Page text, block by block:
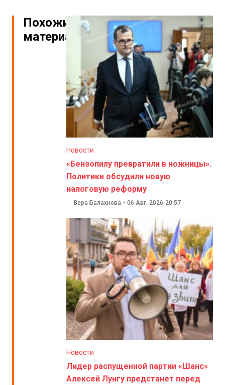
Похожие
материалы
Новости
«Бензопилу превратили в ножницы».
Политики обсудили новую
налоговую реформу
Вера Балахнова - 06 Авг. 2026 20:57
Новости
Лидер распущенной партии «Шанс»
Алексей Лунгу предстанет перед